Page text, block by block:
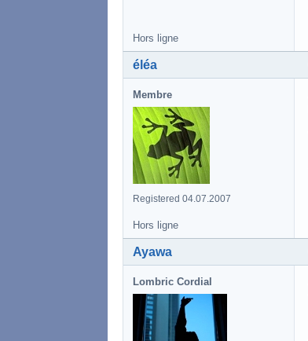
Hors ligne
éléa
Membre
Registered 04.07.2007
Hors ligne
Ayawa
Lombric Cordial